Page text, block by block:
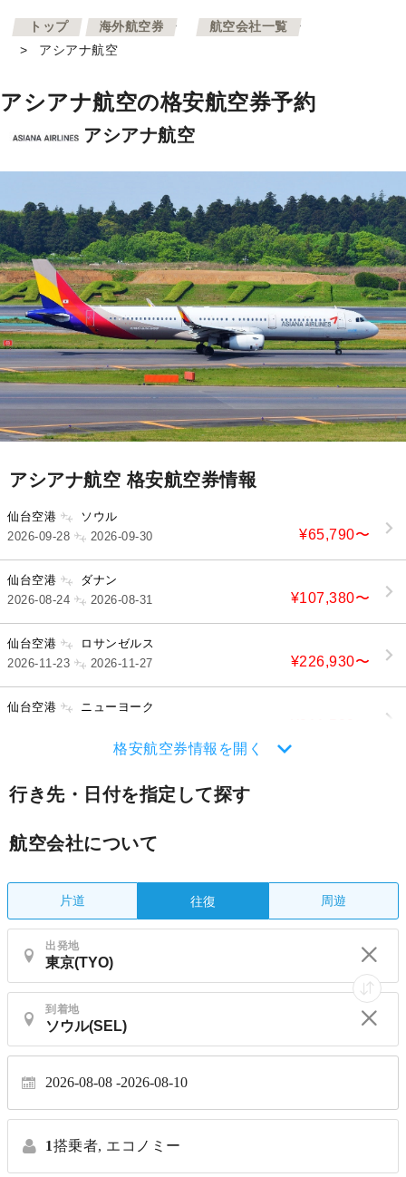
トップ >
海外航空券 >
航空会社一覧
>
アシアナ航空
アシアナ航空の格安航空券予約
アシアナ航空
アシアナ航空 格安航空券情報
仙台空港 ソウル
¥65,790〜
2026-09-28 2026-09-30
仙台空港 ダナン
¥107,380〜
2026-08-24 2026-08-31
仙台空港 ロサンゼルス
¥226,930〜
2026-11-23 2026-11-27
仙台空港 ニューヨーク
格安航空券情報を開く
行き先・日付を指定して探す
航空会社について
片道 往復 周遊
出発地
到着地
2026-08-08 2026-08-10
1搭乗者, エコノミー